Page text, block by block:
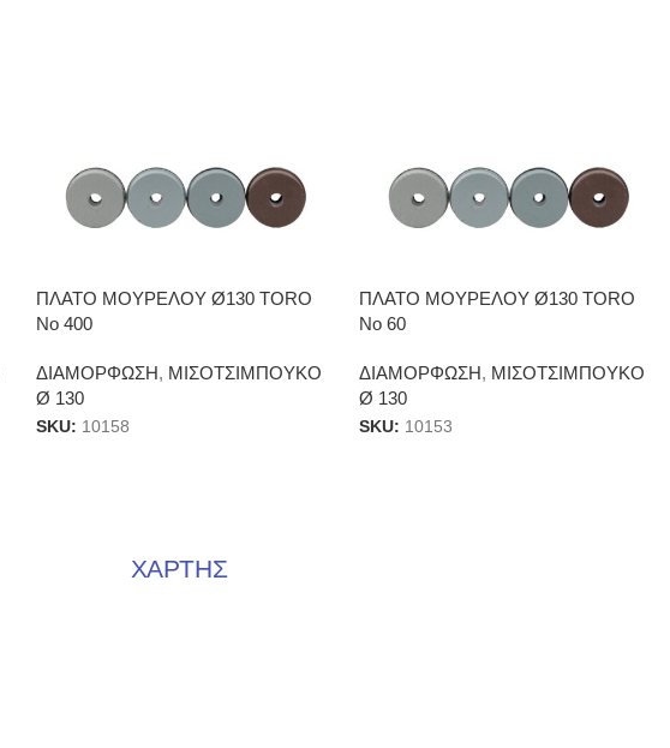
ΠΛΑΤΟ ΜΟΥΡΕΛΟΥ Ø130 TORO
No 400
ΔΙΑΜΟΡΦΩΣΗ, ΜΙΣΟΤΣΙΜΠΟΥΚΟ
Ø 130
SKU: 10158
ΠΛΑΤΟ ΜΟΥΡΕΛΟΥ Ø130 TORO
No 60
ΔΙΑΜΟΡΦΩΣΗ, ΜΙΣΟΤΣΙΜΠΟΥΚΟ
Ø 130
SKU: 10153
ΧΑΡΤΗΣ